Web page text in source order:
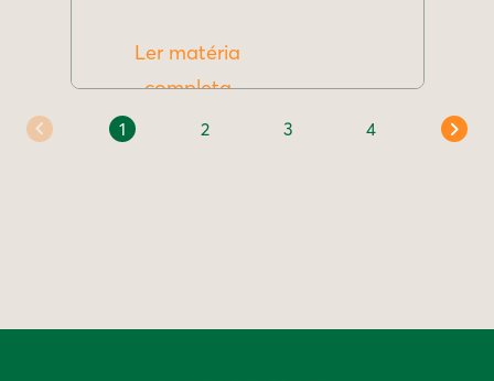
Ler matéria
completa
1 2 3 4